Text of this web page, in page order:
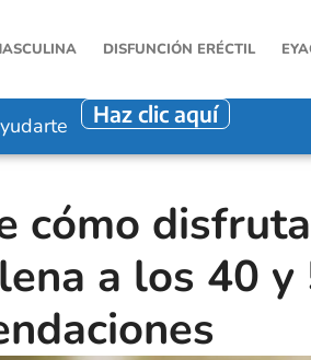
DISFUNCIÓN ERÉCTIL
Haz clic aquí
cómo
a los 40 y